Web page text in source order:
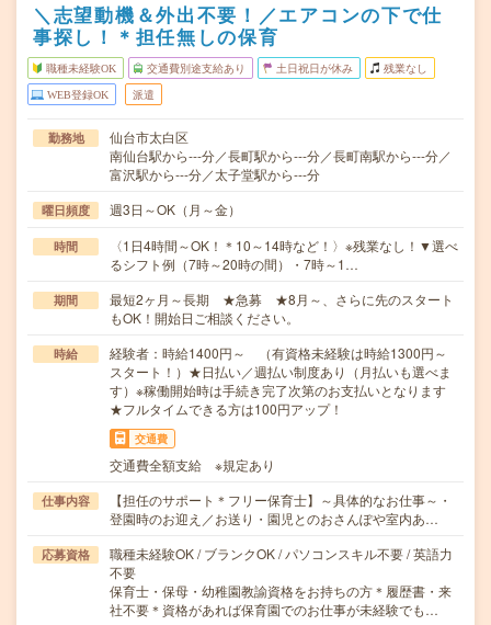
＼志望動機＆外出不要！／エアコンの下で仕
事探し！＊担任無しの保育
職種未経験OK 交通費別途支給あり 土日祝日が休み 残業なし
WEB登録OK 派遣
勤務地
仙台市太白区
南仙台駅から---分／長町駅から---分／長町南駅から---分／
富沢駅から---分／太子堂駅から---分
曜日頻度 週3日～OK（月～金）
時間
〈1日4時間～OK！＊10～14時など！〉※残業なし！▼選べ
るシフト例（7時～20時の間）・7時～1…
期間
最短2ヶ月～長期 ★急募 ★8月～、さらに先のスタート
もOK！開始日ご相談ください。
時給
経験者：時給1400円～ （有資格未経験は時給1300円～
スタート！）★日払い／週払い制度あり（月払いも選べま
す）※稼働開始時は手続き完了次第のお支払いとなります
★フルタイムできる方は100円アップ！
交通費
交通費全額支給 ※規定あり
仕事内容
【担任のサポート＊フリー保育士】～具体的なお仕事～・
登園時のお迎え／お送り・園児とのおさんぽや室内あ…
応募資格
職種未経験OK / ブランクOK / パソコンスキル不要 / 英語力
不要
保育士・保母・幼稚園教諭資格をお持ちの方＊履歴書・来
社不要＊資格があれば保育園でのお仕事が未経験でも…